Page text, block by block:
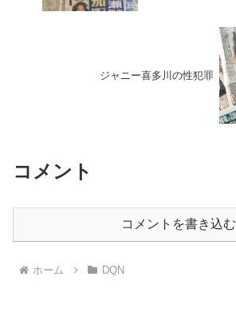
ジャニー喜多川の性犯罪
コメント
コメントを書き込む
ホーム DQN